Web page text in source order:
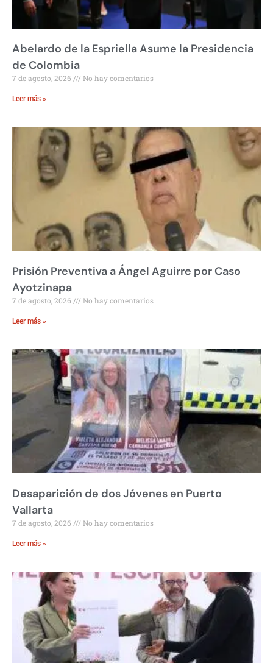
Abelardo de la Espriella Asume la Presidencia
de Colombia
7 de agosto, 2026 No hay comentarios
Leer más »
Prisión Preventiva a Ángel Aguirre por Caso
Ayotzinapa
7 de agosto, 2026 No hay comentarios
Leer más »
Desaparición de dos Jóvenes en Puerto
Vallarta
7 de agosto, 2026 No hay comentarios
Leer más »